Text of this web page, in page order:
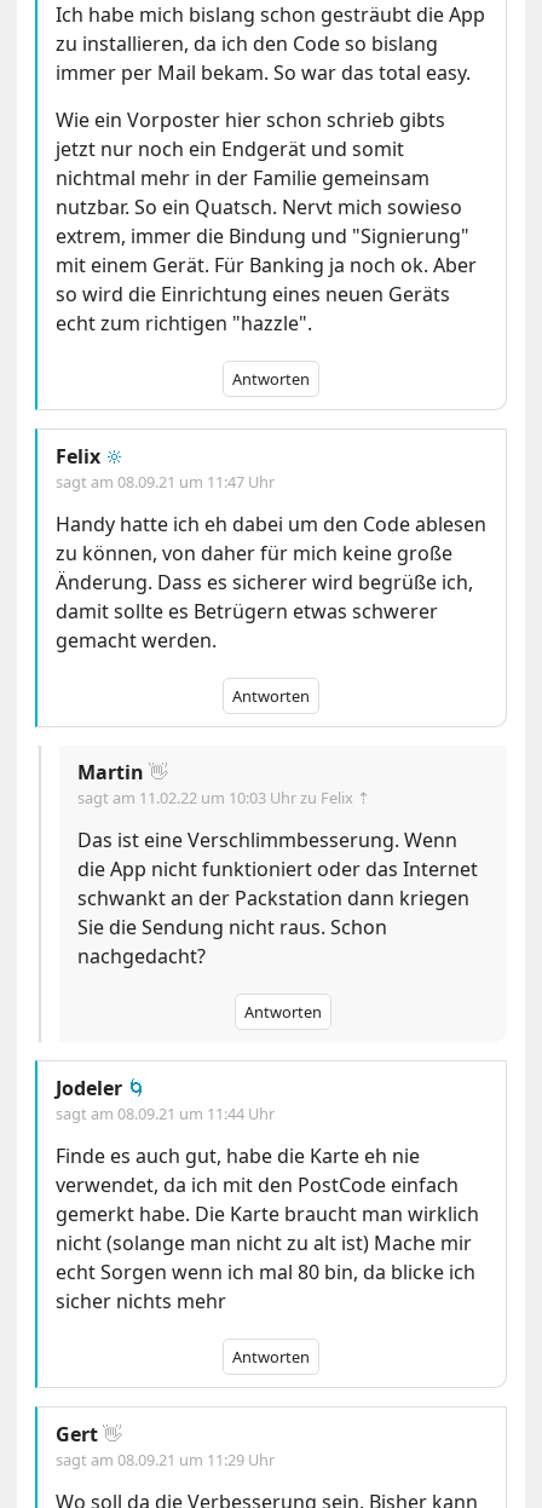
Ich habe mich bislang schon gesträubt die App
zu installieren, da ich den Code so bislang
immer per Mail bekam. So war das total easy.
Wie ein Vorposter hier schon schrieb gibts
jetzt nur noch ein Endgerät und somit
nichtmal mehr in der Familie gemeinsam
nutzbar. So ein Quatsch. Nervt mich sowieso
extrem, immer die Bindung und "Signierung"
mit einem Gerät. Für Banking ja noch ok. Aber
so wird die Einrichtung eines neuen Geräts
echt zum richtigen "hazzle".
Antworten
Felix 🔆
sagt am08.09.21 um 11:47 Uhr
Handy hatte ich eh dabei um den Code ablesen
zu können, von daher für mich keine große
Änderung. Dass es sicherer wird begrüße ich,
damit sollte es Betrügern etwas schwerer
gemacht werden.
Antworten
Martin 👋
sagt am 11.02.22 um 10:03 Uhrzu Felix ⇡
Das ist eine Verschlimmbesserung. Wenn
die App nicht funktioniert oder das Internet
schwankt an der Packstation dann kriegen
Sie die Sendung nicht raus. Schon
nachgedacht?
Antworten
Jodeler 🌀
sagt am08.09.21 um 11:44 Uhr
Finde es auch gut, habe die Karte eh nie
verwendet, da ich mit den PostCode einfach
gemerkt habe. Die Karte braucht man wirklich
nicht (solange man nicht zu alt ist) Mache mir
echt Sorgen wenn ich mal 80 bin, da blicke ich
sicher nichts mehr
Antworten
Gert👋
sagt am08.09.21 um 11:29 Uhr
Wo soll da die Verbesserung sein. Bisher kann